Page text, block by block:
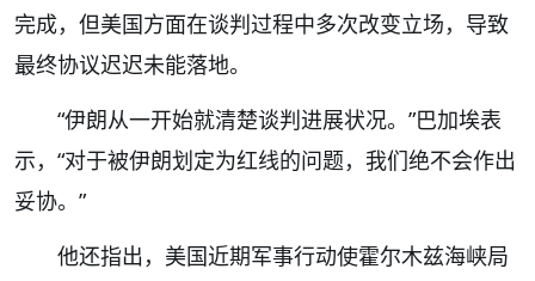
完成，但美国方面在谈判过程中多次改变立场，导致
最终协议迟迟未能落地。
“伊朗从一开始就清楚谈判进展状况。”巴加埃表
示，“对于被伊朗划定为红线的问题，我们绝不会作出
妥协。”
他还指出，美国近期军事行动使霍尔木兹海峡局